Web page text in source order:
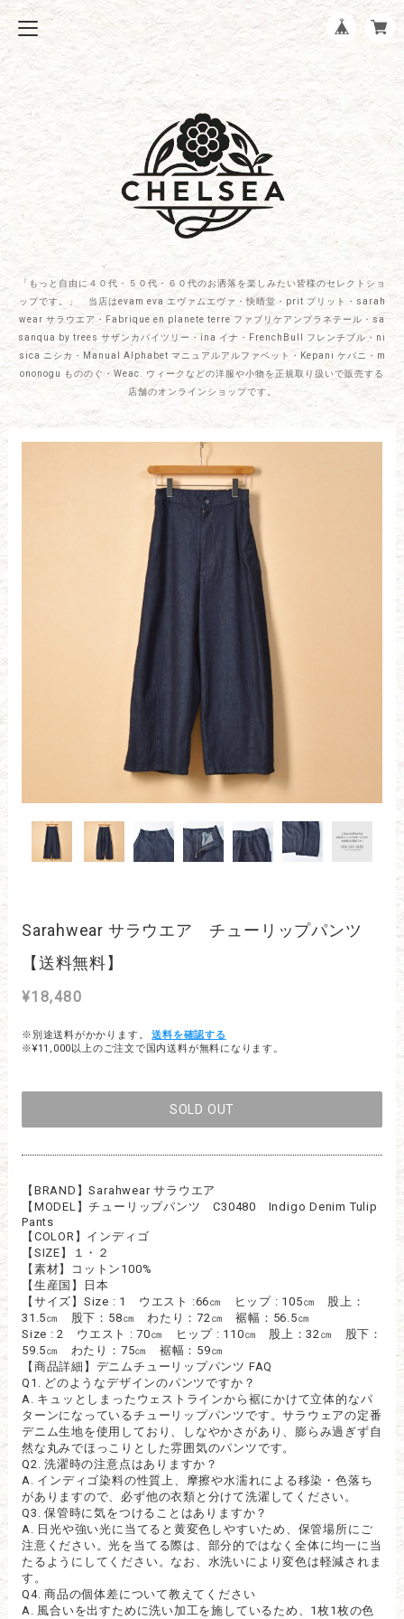
「もっと自由に４０代・５０代・６０代のお洒落を楽しみたい皆様のセレクトショ
ップです。」 当店はevam eva エヴァムエヴァ・快晴堂・prit プリット・sarah
wear サラウエア・Fabrique en planete terre ファブリケアンプラネテール・sa
sanqua by trees サザンカバイツリー・ina イナ・FrenchBull フレンチブル・ni
sica ニシカ・Manual Alphabet マニュアルアルファベット・Kepani ケパニ・m
ononogu もののぐ・Weac. ウィークなどの洋服や小物を正規取り扱いで販売する
店舗のオンラインショップです。
Sarahwear サラウエア チューリップパンツ
【送料無料】
¥18,480
※別途送料がかかります。
送料を確認する
※¥11,000以上のご注文で国内送料が無料になります。
SOLD OUT
【BRAND】Sarahwear サラウエア
【MODEL】チューリップパンツ C30480 Indigo Denim Tulip
Pants
【COLOR】インディゴ
【SIZE】１・２
【素材】コットン100%
【生産国】日本
【サイズ】Size : 1 ウエスト :66㎝ ヒップ : 105㎝ 股上：
31.5㎝ 股下：58㎝ わたり：72㎝ 裾幅：56.5㎝
Size : 2 ウエスト : 70㎝ ヒップ : 110㎝ 股上：32㎝ 股下：
59.5㎝ わたり：75㎝ 裾幅：59㎝
【商品詳細】デニムチューリップパンツ FAQ
Q1. どのようなデザインのパンツですか？
A. キュッとしまったウェストラインから裾にかけて立体的なパ
ターンになっているチューリップパンツです。サラウェアの定番
デニム生地を使用しており、しなやかさがあり、膨らみ過ぎず自
然な丸みでほっこりとした雰囲気のパンツです。
Q2. 洗濯時の注意点はありますか？
A. インディゴ染料の性質上、摩擦や水濡れによる移染・色落ち
がありますので、必ず他の衣類と分けて洗濯してください。
Q3. 保管時に気をつけることはありますか？
A. 日光や強い光に当てると黄変色しやすいため、保管場所にご
注意ください。光を当てる際は、部分的ではなく全体に均一に当
たるようにしてください。なお、水洗いにより変色は軽減されま
す。
Q4. 商品の個体差について教えてください
A. 風合いを出すために洗い加工を施しているため、1枚1枚の色